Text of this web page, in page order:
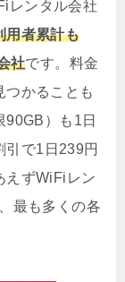
レンタル会社
用者累計も
社です。料金
つかることも
90GB）も1日
引で1日239円
えずWiFiレン
最も多くの各